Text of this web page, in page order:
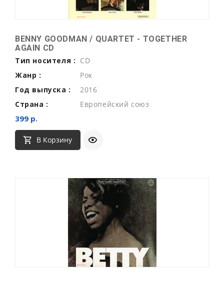
BENNY GOODMAN / QUARTET - TOGETHER
AGAIN CD
Тип носителя : CD
Жанр :
Рок
Год выпуска :
2016
Страна :
Европейский союз
399 р.
В Корзину